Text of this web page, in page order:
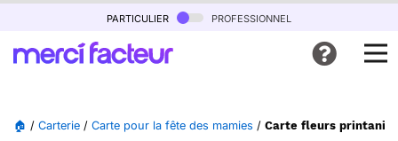
particulier professionnel
🏠 / Carterie / Carte pour la fête des mamies / Carte fleurs